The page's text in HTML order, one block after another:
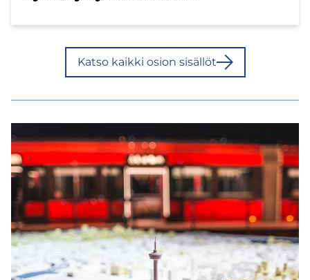
Katso kaik­ki osion si­säl­löt